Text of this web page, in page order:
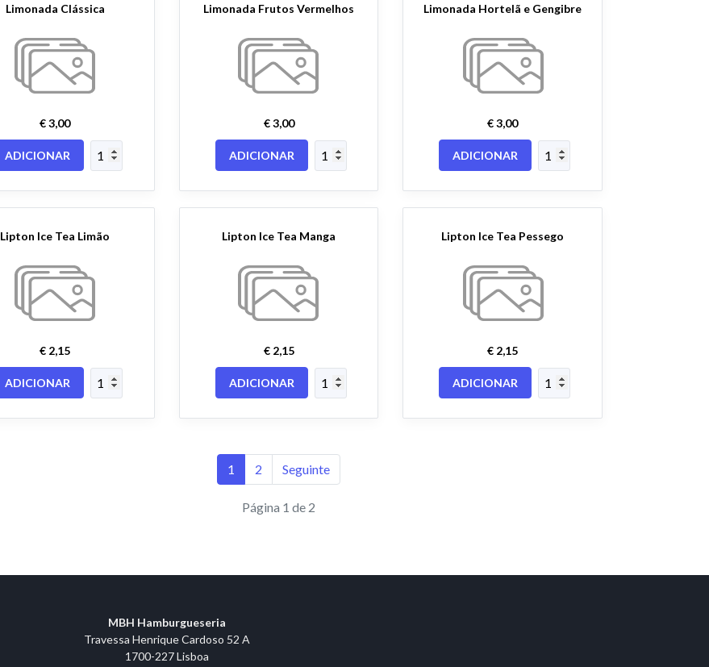
Limonada Clássica
€ 3,00
ADICIONAR
Limonada Frutos Vermelhos
€ 3,00
ADICIONAR
Limonada Hortelã e Gengibre
€ 3,00
ADICIONAR
Lipton Ice Tea Limão
€ 2,15
ADICIONAR
Lipton Ice Tea Manga
€ 2,15
ADICIONAR
Lipton Ice Tea Pessego
€ 2,15
ADICIONAR
1 2 Seguinte
Página 1 de 2
MBH Hamburgueseria
Travessa Henrique Cardoso 52 A
1700-227 Lisboa